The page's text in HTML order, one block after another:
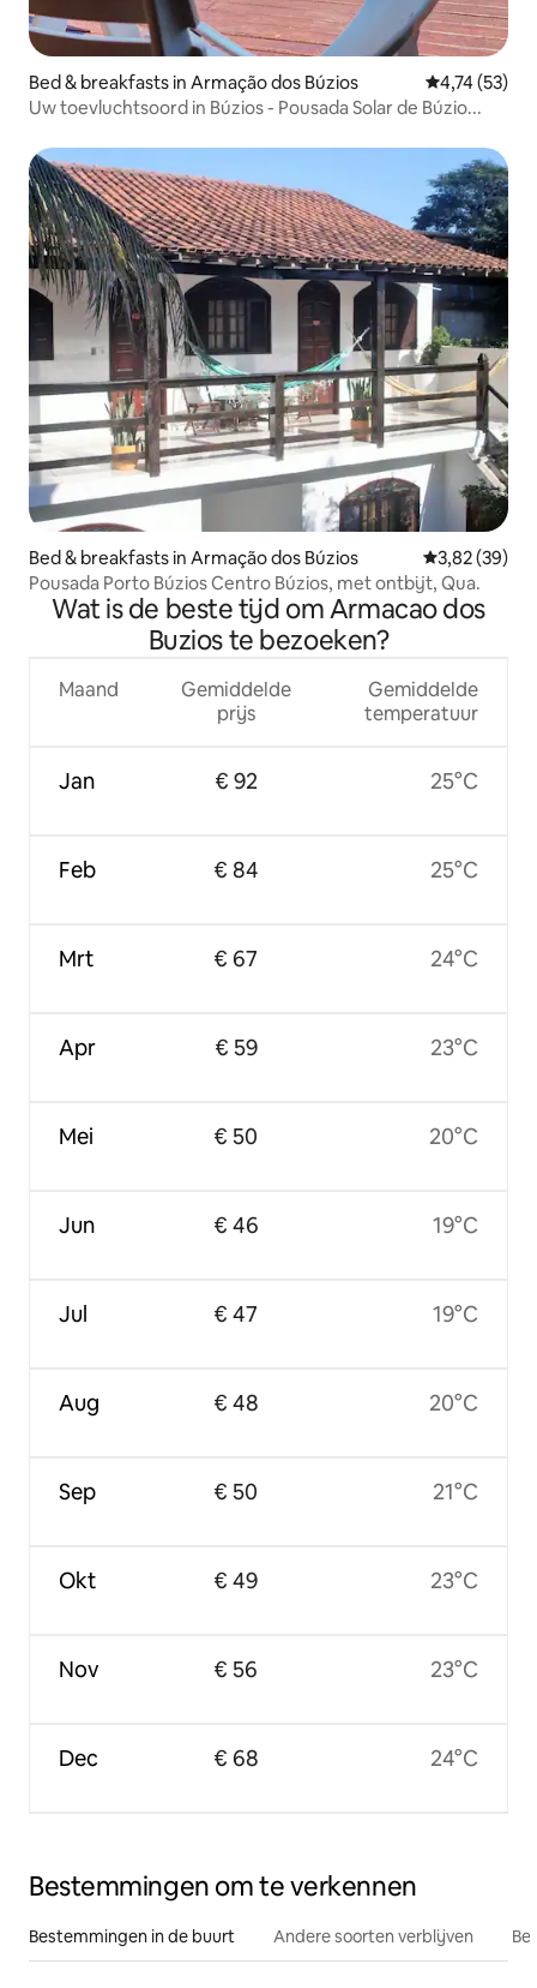
Bed & breakfasts in Armação dos Búzios Gemiddelde
4,74 (53)
Uw toevluchtsoord in Búzios - Pousada Solar de Búzio...
Bed & breakfasts in Armação dos Búzios Gemiddelde
3,82 (39)
Pousada Porto Búzios Centro Búzios, met ontbijt, Qua.
Wat is de beste tijd om Armacao dos
Buzios te bezoeken?
Maand
Jan
Feb
Mrt
Apr
Mei
Jun
Jul
Aug
Sep
Okt
Nov
Dec
Gemiddelde
prijs
€ 92
€ 84
€ 67
€ 59
€ 50
€ 46
€ 47
€ 48
€ 50
€ 49
€ 56
€ 68
Gemiddelde
temperatuur
25°C
25°C
24°C
23°C
20°C
19°C
19°C
20°C
21°C
23°C
23°C
24°C
Bestemmingen om te verkennen
Bestemmingen in de buurt Andere soorten verblijven